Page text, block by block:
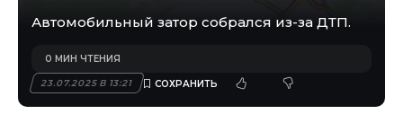
Автомобильный затор собрался из-за ДТП.
23.07.2025 В 13:21
0 МИН ЧТЕНИЯ